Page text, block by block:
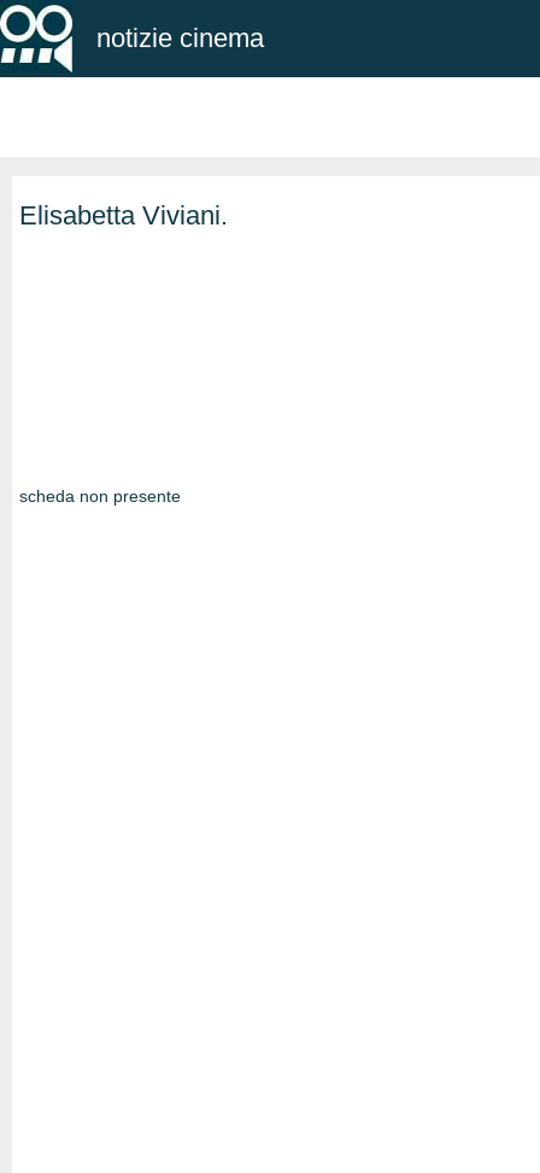
notizie cinema
Elisabetta Viviani.
scheda non presente